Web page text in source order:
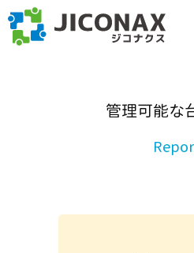
管理可能な